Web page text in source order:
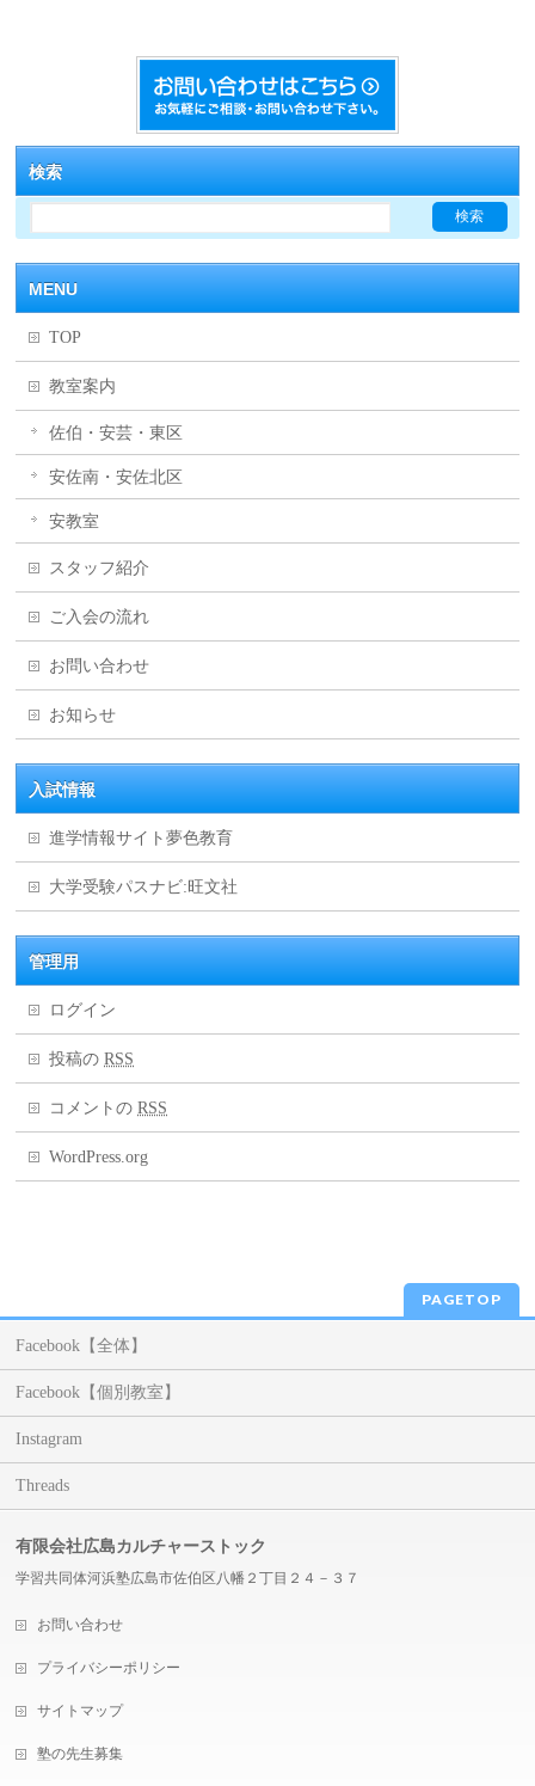
検索
MENU
TOP
教室案内
佐伯・安芸・東区
安佐南・安佐北区
安教室
スタッフ紹介
ご入会の流れ
お問い合わせ
お知らせ
入試情報
進学情報サイト夢色教育
大学受験パスナビ:旺文社
管理用
ログイン
投稿のRSS
コメントのRSS
WordPress.org
PAGETOP
Facebook【全体】
Facebook【個別教室】
Instagram
Threads
有限会社広島カルチャーストック
学習共同体河浜塾広島市佐伯区八幡２丁目２４－３７
お問い合わせ
プライバシーポリシー
サイトマップ
塾の先生募集